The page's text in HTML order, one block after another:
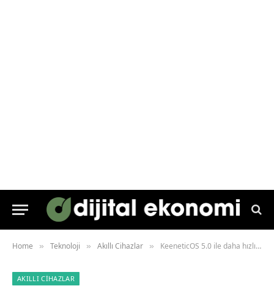
Home » Teknoloji » Akıllı Cihazlar » KeeneticOS 5.0 ile daha hızlı ve güvenli internet deneyimi
AKILLI CIHAZLAR